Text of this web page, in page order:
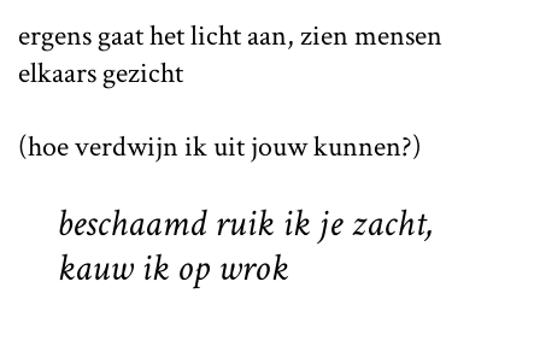
ergens gaat het licht aan, zien mensen
elkaars gezicht
(hoe verdwijn ik uit jouw kunnen?)
beschaamd ruik ik je zacht,
kauw ik op wrok